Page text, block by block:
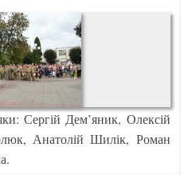
Сергій Дем’яник, Олексій
Анатолій Шилік, Роман